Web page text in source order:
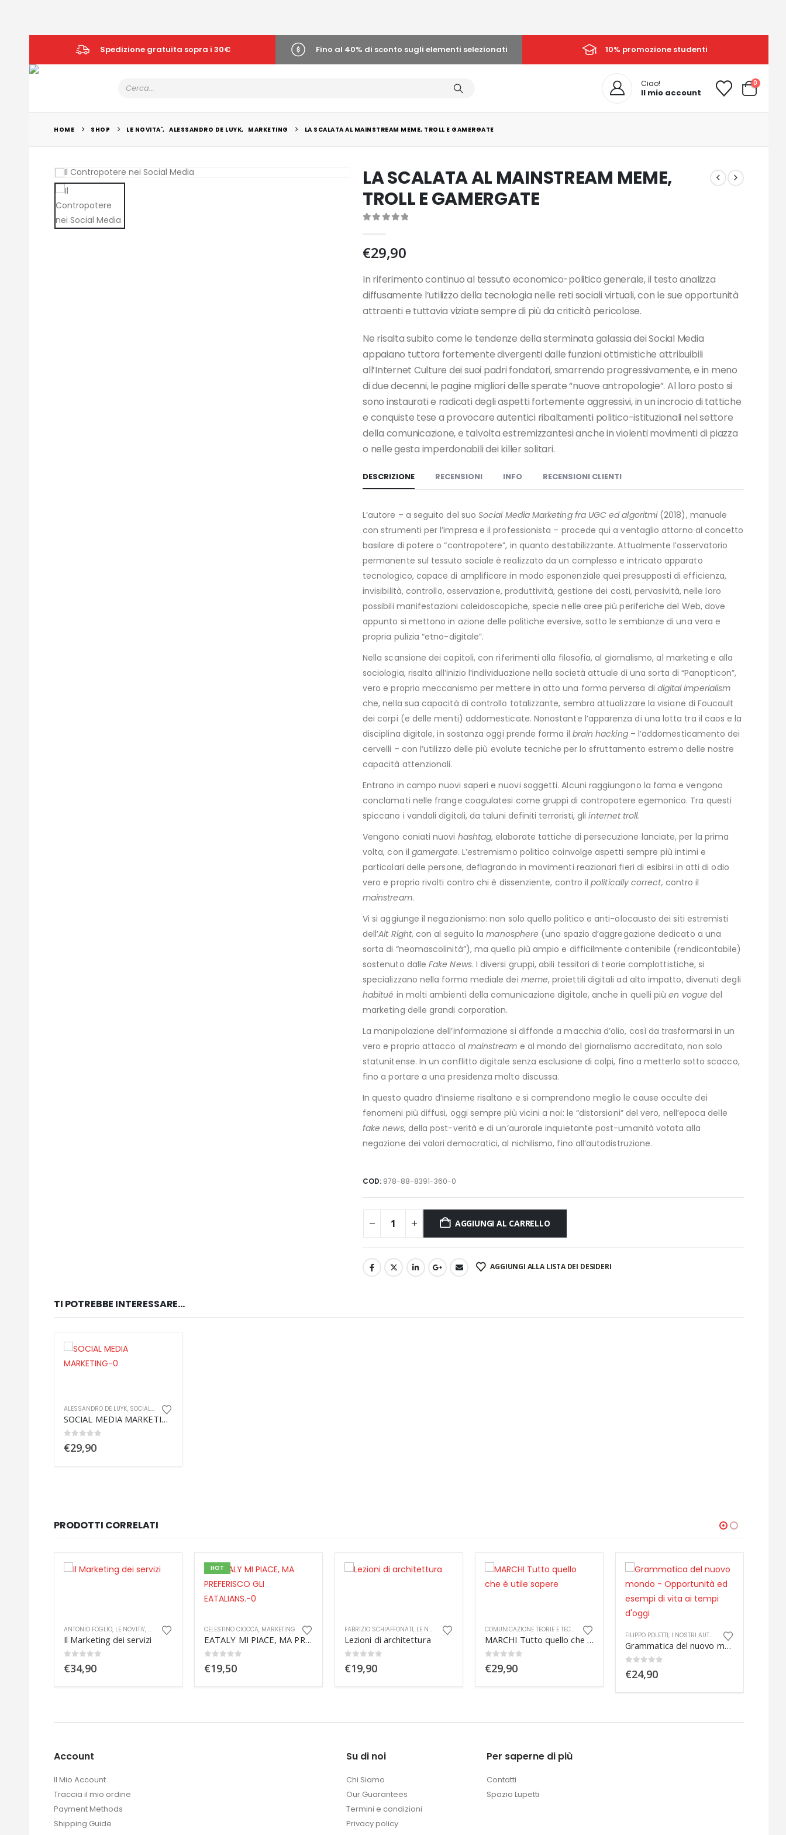
Spedizione gratuita sopra i 30€ Fino al 40% di sconto sugli elementi selezionati 10% promozione studenti
Ciao!
Il mio account
0
HOME SHOP LE NOVITA', ALESSANDRO DE LUYK, MARKETING LA SCALATA AL MAINSTREAM MEME, TROLL E GAMERGATE
LA SCALATA AL MAINSTREAM MEME,
TROLL E GAMERGATE
€29,90
In riferimento continuo al tessuto economico-politico generale, il testo analizza
diffusamente l’utilizzo della tecnologia nelle reti sociali virtuali, con le sue opportunità
attraenti e tuttavia viziate sempre di più da criticità pericolose.
Ne risalta subito come le tendenze della sterminata galassia dei Social Media
appaiano tuttora fortemente divergenti dalle funzioni ottimistiche attribuibili
all’Internet Culture dei suoi padri fondatori, smarrendo progressivamente, e in meno
di due decenni, le pagine migliori delle sperate “nuove antropologie”. Al loro posto si
sono instaurati e radicati degli aspetti fortemente aggressivi, in un incrocio di tattiche
e conquiste tese a provocare autentici ribaltamenti politico-istituzionali nel settore
della comunicazione, e talvolta estremizzantesi anche in violenti movimenti di piazza
o nelle gesta imperdonabili dei killer solitari.
DESCRIZIONE RECENSIONI INFO RECENSIONI CLIENTI
L’autore – a seguito del suoSocial Media Marketing fra UGC ed algoritmi (2018), manuale
con strumenti per l’impresa e il professionista – procede qui a ventaglio attorno al concetto
basilare di potere o “contropotere”, in quanto destabilizzante. Attualmente l’osservatorio
permanente sul tessuto sociale è realizzato da un complesso e intricato apparato
tecnologico, capace di amplificare in modo esponenziale quei presupposti di efficienza,
invisibilità, controllo, osservazione, produttività, gestione dei costi, pervasività, nelle loro
possibili manifestazioni caleidoscopiche, specie nelle aree più periferiche del Web, dove
appunto si mettono in azione delle politiche eversive, sotto le sembianze di una vera e
propria pulizia “etno-digitale”.
Nella scansione dei capitoli, con riferimenti alla filosofia, al giornalismo, al marketing e alla
sociologia, risalta all’inizio l’individuazione nella società attuale di una sorta di “Panopticon”,
vero e proprio meccanismo per mettere in atto una forma perversa di digital imperialism
che, nella sua capacità di controllo totalizzante, sembra attualizzare la visione di Foucault
dei corpi (e delle menti) addomesticate. Nonostante l’apparenza di una lotta tra il caos e la
disciplina digitale, in sostanza oggi prende forma il brain hacking– l’addomesticamento dei
cervelli – con l’utilizzo delle più evolute tecniche per lo sfruttamento estremo delle nostre
capacità attenzionali.
Entrano in campo nuovi saperi e nuovi soggetti. Alcuni raggiungono la fama e vengono
conclamati nelle frange coagulatesi come gruppi di contropotere egemonico. Tra questi
spiccano i vandali digitali, da taluni definiti terroristi, gliinternet troll.
Vengono coniati nuovi hashtag, elaborate tattiche di persecuzione lanciate, per la prima
volta, con il gamergate. L’estremismo politico coinvolge aspetti sempre più intimi e
particolari delle persone, deflagrando in movimenti reazionari fieri di esibirsi in atti di odio
vero e proprio rivolti contro chi è dissenziente, contro ilpolitically correct, contro il
mainstream.
Vi si aggiunge il negazionismo: non solo quello politico e anti-olocausto dei siti estremisti
dell’Alt Right, con al seguito lamanosphere (uno spazio d’aggregazione dedicato a una
sorta di “neomascolinità”), ma quello più ampio e difficilmente contenibile (rendicontabile)
sostenuto dalleFake News. I diversi gruppi, abili tessitori di teorie complottistiche, si
specializzano nella forma mediale dei meme, proiettili digitali ad alto impatto, divenuti degli
habitué in molti ambienti della comunicazione digitale, anche in quelli piùen vogue del
marketing delle grandi corporation.
La manipolazione dell’informazione si diffonde a macchia d’olio, così da trasformarsi in un
vero e proprio attacco al mainstream e al mondo del giornalismo accreditato, non solo
statunitense. In un conflitto digitale senza esclusione di colpi, fino a metterlo sotto scacco,
fino a portare a una presidenza molto discussa.
In questo quadro d’insieme risaltano e si comprendono meglio le cause occulte dei
fenomeni più diffusi, oggi sempre più vicini a noi: le “distorsioni” del vero, nell’epoca delle
fake news, della post-verità e di un’aurorale inquietante post-umanità votata alla
negazione dei valori democratici, al nichilismo, fino all’autodistruzione.
COD: 978-88-8391-360-0
AGGIUNGI AL CARRELLO
AGGIUNGI ALLA LISTA DEI DESIDERI
TI POTREBBE INTERESSARE…
ALESSANDRO DE LUYK, SOCIAL WEB
SOCIAL MEDIA MARKETING
€29,90
PRODOTTI CORRELATI
HOT
CELESTINO CIOCCA, MARKETING
€19,50
FABRIZIO SCHIAFFONATI,LE NOVITA'
Lezioni di architettura
€19,90
COMUNICAZIONE TEORIE E TECNICHE ,GEPPI DE LISO,LE NOVITA'
€29,90
FILIPPO POLETTI I NOSTRI AUTORI MARKETING MARKETING E PUBBLICITA'
Grammatica del nuovo mondo – Opportunità ed esempi di vita ai tempi d’oggi
0 out of 5
€24,90
ETICOPOLITICA – La gestione etica della politica
0out of 5
€32,00
Account
Il Mio Account
Su di noi
Chi Siamo